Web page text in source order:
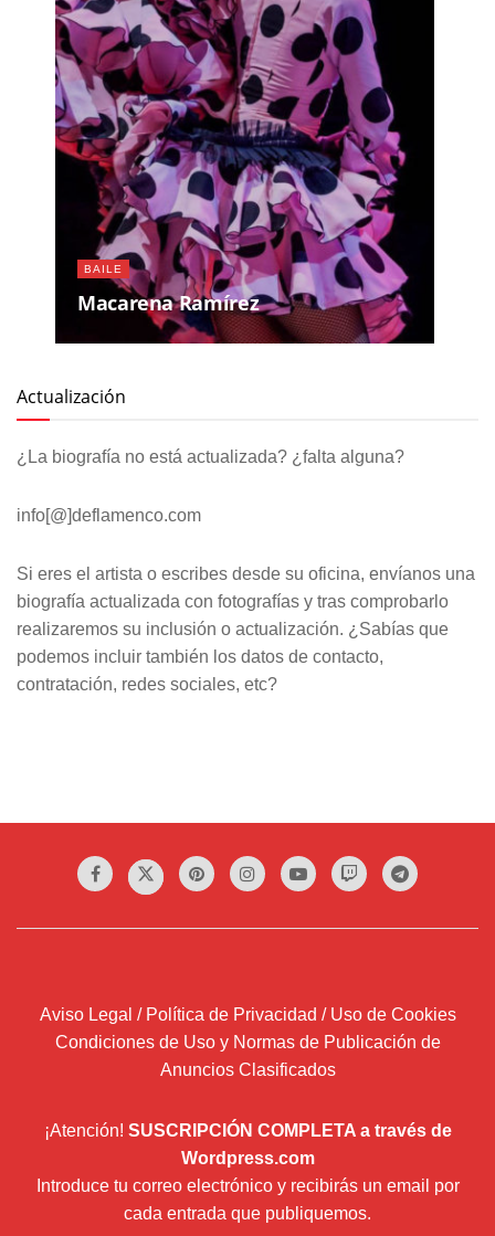
BAILE
Macarena Ramírez
Actualización
¿La biografía no está actualizada? ¿falta alguna?
info[@]deflamenco.com
Si eres el artista o escribes desde su oficina, envíanos una
biografía actualizada con fotografías y tras comprobarlo
realizaremos su inclusión o actualización. ¿Sabías que
podemos incluir también los datos de contacto,
contratación, redes sociales, etc?
Aviso Legal / Política de Privacidad / Uso de Cookies
Condiciones de Uso y Normas de Publicación de
Anuncios Clasificados
¡Atención! SUSCRIPCIÓN COMPLETA a través de
Wordpress.com
Introduce tu correo electrónico y recibirás un email por
cada entrada que publiquemos.